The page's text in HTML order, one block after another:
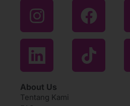
About Us
Tentang Kami